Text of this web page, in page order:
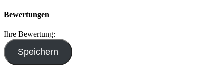
Bewertungen
Ihre Bewertung: